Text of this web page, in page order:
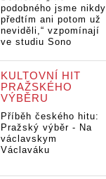
podobného jsme nikdy
předtím ani potom už
neviděli,“ vzpomínají
ve studiu Sono
KULTOVNÍ HIT
PRAŽSKÉHO
VÝBĚRU
Příběh českého hitu:
Pražský výběr - Na
václavskym
Václaváku